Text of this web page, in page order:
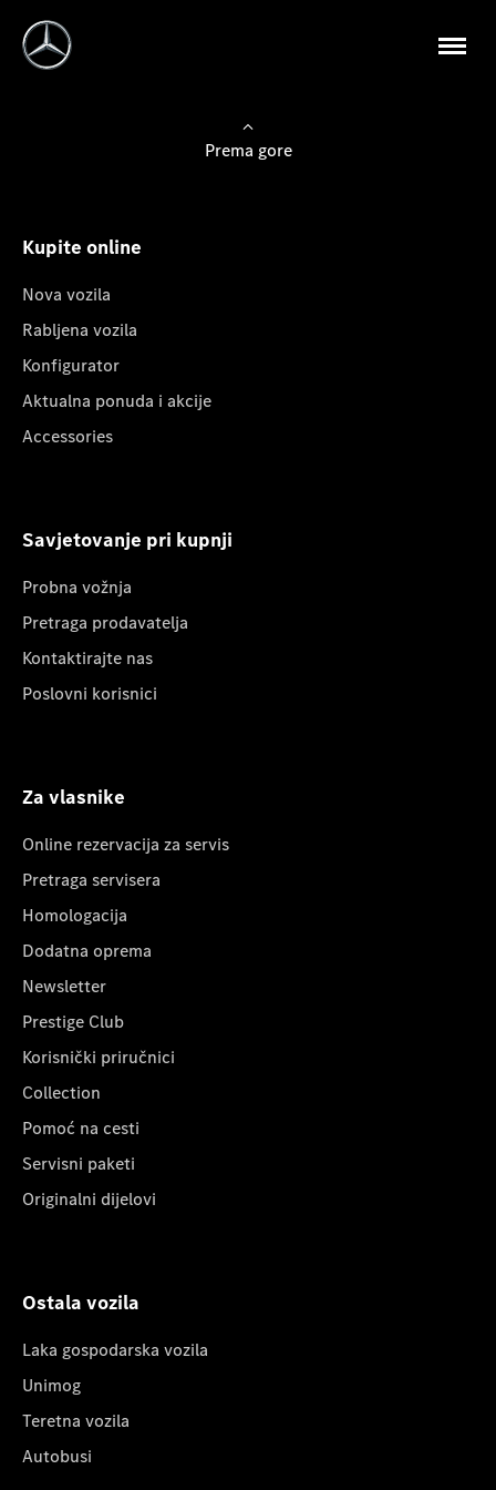
Prema gore
Kupite online
Nova vozila
Rabljena vozila
Konfigurator
Aktualna ponuda i akcije
Accessories
Savjetovanje pri kupnji
Probna vožnja
Pretraga prodavatelja
Kontaktirajte nas
Poslovni korisnici
Za vlasnike
Online rezervacija za servis
Pretraga servisera
Homologacija
Dodatna oprema
Newsletter
Prestige Club
Korisnički priručnici
Collection
Pomoć na cesti
Servisni paketi
Originalni dijelovi
Ostala vozila
Laka gospodarska vozila
Unimog
Teretna vozila
Autobusi